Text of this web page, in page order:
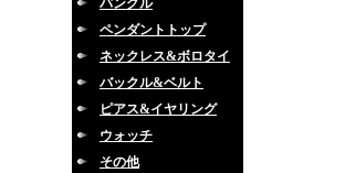
バングル
ペンダントトップ
ネックレス&ボロタイ
バックル&ベルト
ピアス&イヤリング
ウォッチ
その他